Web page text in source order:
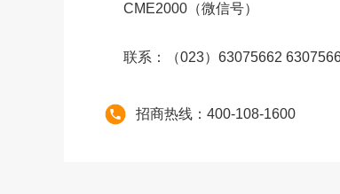
CME2000（微信号）
联系：（023）63075662
招商热线：400-108-1600